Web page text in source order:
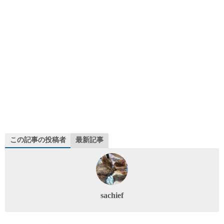
この記事の投稿者 最新記事
sachief